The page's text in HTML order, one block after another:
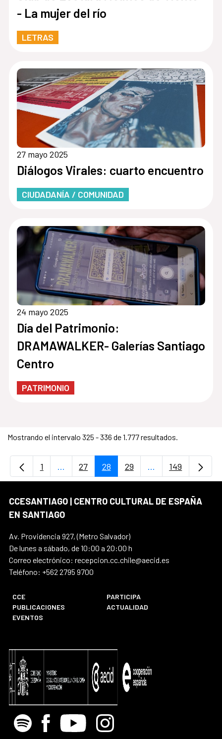
- La mujer del río
LETRAS
27 mayo 2025
Diálogos Virales: cuarto encuentro
CIUDADANÍA / COMUNIDAD
24 mayo 2025
Día del Patrimonio:
DRAMAWALKER- Galerías Santiago
Centro
PATRIMONIO
Mostrando el intervalo 325 - 336 de 1.777 resultados.
Página
1 ...Páginas intermedias Use TAB para
Página
27 Página
28 Página
29 ...PáginasPágina
149
CCESANTIAGO | CENTRO CULTURAL DE ESPAÑA
EN SANTIAGO
Av. Providencia 927, (Metro Salvador)
De lunes a sábado, de 10:00 a 20:00 h
Correo electrónico: recepcion.cc.chile@aecid.es
Teléfono: +562 2795 9700
CCE
PARTICIPA
PUBLICACIONES
ACTUALIDAD
EVENTOS
Spotify Facebook
Youtube Instagram